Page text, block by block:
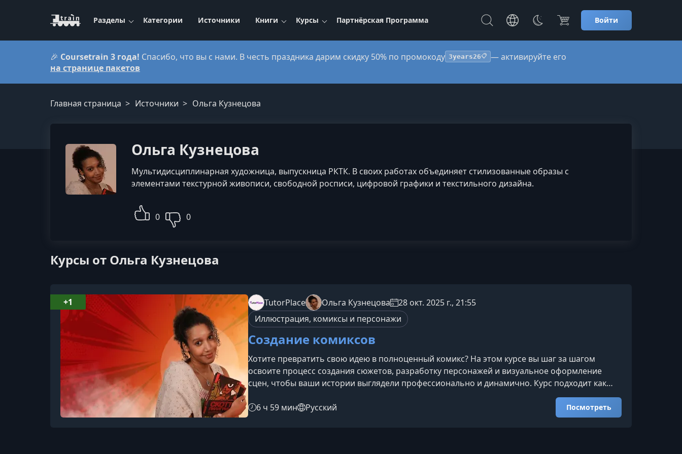
Разделы Категории Источники Книги Курсы Партнёрская Программа Войти
🎉 Coursetrain 3 года! Спасибо, что вы с нами. В честь праздника дарим скидку 50% по промокоду 3years26📋 — активируйте его
на странице пакетов
Главная страница Источники Ольга Кузнецова
Ольга Кузнецова
Мультидисциплинарная художница, выпускница РКТК. В своих работах объединяет стилизованные образы с
элементами текстурной живописи, свободной росписи, цифровой графики и текстильного дизайна.
0 0
Курсы от Ольга Кузнецова
TutorPlace Ольга Кузнецова
28 окт. 2025 г., 21:55
Иллюстрация, комиксы и персонажи
Создание комиксов
Хотите превратить свою идею в полноценный комикс? На этом курсе вы шаг за шагом
освоите процесс создания сюжетов, разработку персонажей и визуальное оформление
сцен, чтобы ваши истории выглядели профессионально и динамично. Курс подходит как
начинающим, так и тем, кто уже имеет опыт рисования или сценаристики.Чему вы
научитесь Придумывать увлекательные сюжеты и грамотно выстраивать драматургию.
6 ч 59 мин Русский Посмотреть
+1